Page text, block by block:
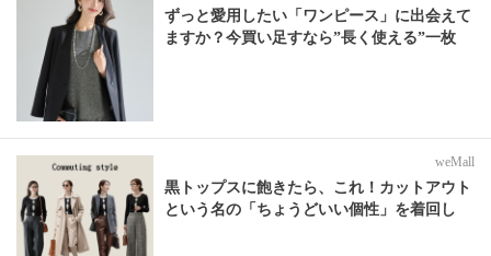
ずっと愛用したい「ワンピース」に出会えて
ますか？今買い足すなら”長く使える”一枚
weMall
黒トップスに飽きたら、これ！カットアウト
という名の「ちょうどいい個性」を着回し